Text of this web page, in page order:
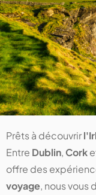
Prêts à découvrir
Entre Dublin, Cork
offre des
voyage, nous vous